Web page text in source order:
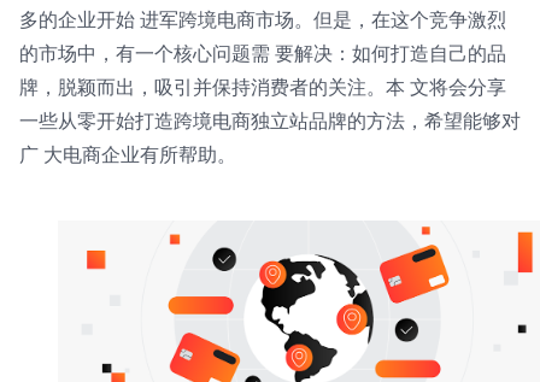
多的企业开始 进军跨境电商市场。但是，在这个竞争激烈
的市场中，有一个核心问题需 要解决：如何打造自己的品
牌，脱颖而出，吸引并保持消费者的关注。本 文将会分享
一些从零开始打造跨境电商独立站品牌的方法，希望能够对
广 大电商企业有所帮助。